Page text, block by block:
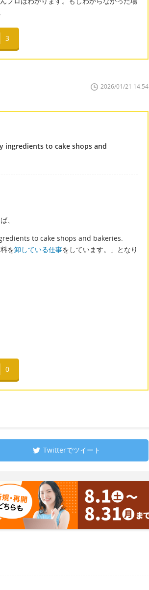
3
2026/01/21 14:54
ingredients to cake shops and
、
to cake shops and bakeries.
を卸している仕事をしています。」となり
0
Twitterでツイート